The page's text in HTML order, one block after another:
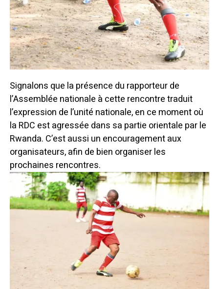
Signalons que la présence du rapporteur de
l’Assemblée nationale à cette rencontre traduit
l’expression de l’unité nationale, en ce moment où
la RDC est agressée dans sa partie orientale par le
Rwanda. C’est aussi un encouragement aux
organisateurs, afin de bien organiser les
prochaines rencontres.